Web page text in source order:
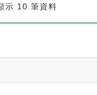
示 10 筆資料